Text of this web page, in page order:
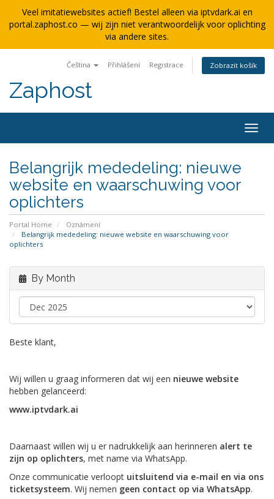
Veel imitatiewebsites actief! Bestel alleen via iptvdark.ai en
portal.zaphost.co — wij zijn niet verantwoordelijk voor oplichting
via andere sites.
Čeština Přihlášení Registrace Zobrazit košík
Zaphost
Belangrijk mededeling: nieuwe
website en waarschuwing voor
oplichters
Portal Home
Oznámení
Belangrijk mededeling: nieuwe website en waarschuwing voor
oplichters
By Month
Beste klant,
Wij willen u graag informeren dat wij een nieuwe website
hebben gelanceerd:
www.iptvdark.ai
Daarnaast willen wij u er nadrukkelijk aan herinneren alert te
zijn op oplichters, met name via WhatsApp.
Onze communicatie verloopt uitsluitend via e-mail en via ons
ticketsysteem. Wij nemen geen contact op via WhatsApp.